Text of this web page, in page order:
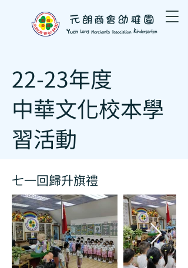
22-23年度
中華文化校本學
習活動
七一回歸升旗禮